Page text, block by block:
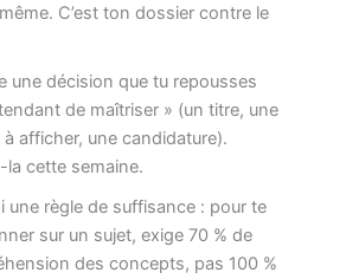
C’est ton dossier contre le
une décision que tu repousses
de maîtriser » (un titre, une
afficher, une candidature).
la cette semaine.
une règle de suffisance : pour te
sur un sujet, exige 70 % de
des concepts, pas 100 %